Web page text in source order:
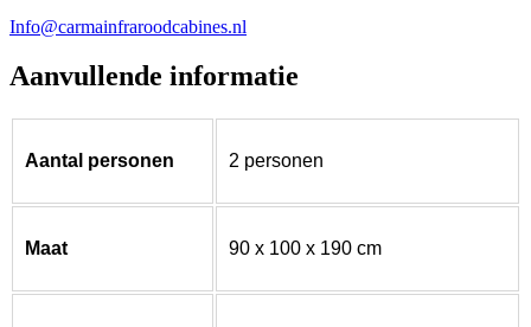
Info@carmainfraroodcabines.nl
Aanvullende informatie
Aantal personen 2 personen
Maat 90 x 100 x 190 cm